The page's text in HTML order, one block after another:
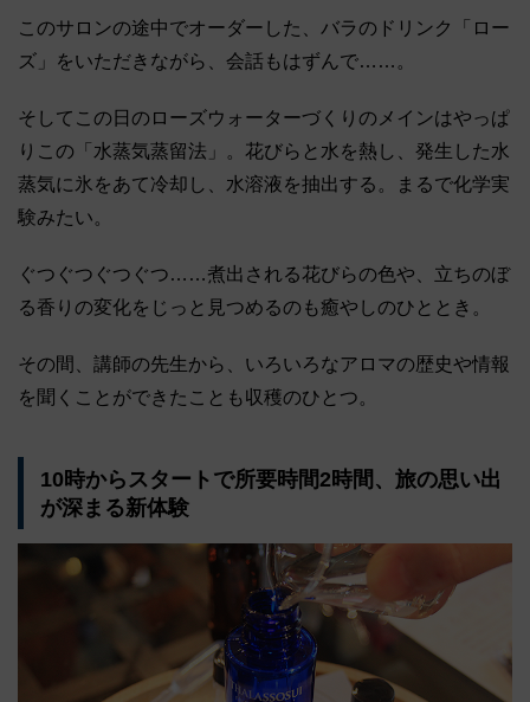
このサロンの途中でオーダーした、バラのドリンク「ロー
ズ」をいただきながら、会話もはずんで……。
そしてこの日のローズウォーターづくりのメインはやっぱ
りこの「水蒸気蒸留法」。花びらと水を熱し、発生した水
蒸気に氷をあて冷却し、水溶液を抽出する。まるで化学実
験みたい。
ぐつぐつぐつぐつ……煮出される花びらの色や、立ちのぼ
る香りの変化をじっと見つめるのも癒やしのひととき。
その間、講師の先生から、いろいろなアロマの歴史や情報
を聞くことができたことも収穫のひとつ。
10時からスタートで所要時間2時間、旅の思い出
が深まる新体験